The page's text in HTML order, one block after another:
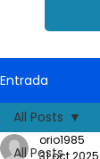
Entrada
All Posts
All Posts
orio1985
31 oct 2025